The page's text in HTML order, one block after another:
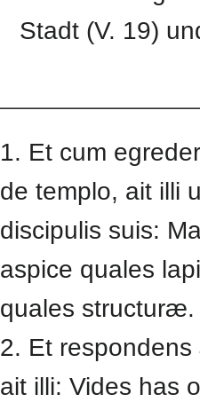
Stadt (V. 19)
1. Et cum
de templo, ait illi
discipulis suis:
aspice quales
quales structuræ.
2. Et respondens
ait illi: Vides has